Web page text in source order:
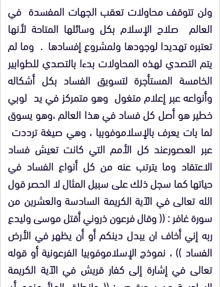
ولن تتوقف محاولات تعقب الجهات المفسدة في
العالم صلاح الإسلام بكل وسائلها المتاحة لأنها
تعتبره تهديدا لوجودها ولمشروع إفسادها . وما لم
يتم التصدي لهذه المحاولات بدءا بالتصدي للطوابير
الخامسة المستأجرة لتسويق الفساد بكل أشكاله
وأنواعه عبر إعلام متغول وهو متمركز في يد لوبي
خطير هو أصل كل فساد في هذا العالم ،وهو يسوق
لما بات يعرف بالإسلاموفوبيا ، وهي صيغة ترددت
عبر العصورعند كل الأمم التي كانت تعيش فساد
الاعتقاد وما يترتب عنه من كل أنواع الفساد في
حياتها كما سجل ذلك على سبيل المثال لا الحصر قول
الله تعالى في الآية الكريمة السادسة والعشرين من
سورة غافر : (( وقال فرعون ذروني أقتل موسى وليدع
ربه إني أخاف ان يبدل دينكم أو أن يظهر في الأرض
الفساد )) ، نموذج الإسلاموفوبيا الفرعونية أو قوله
تعالى في إشارة إلى كفار قريش في الآية الكريمة